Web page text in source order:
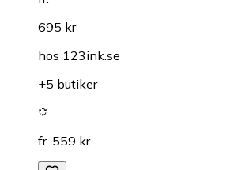
695 kr
hos 123ink.se
+5 butiker
fr. 559 kr